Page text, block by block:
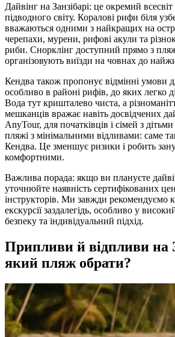
Дайвінг на Занзібарі: це окремий
підводного світу. Коралові рифи біля
вважаються одними з найкращих на
черепахи, мурени, рифові акули та
риби. Снорклінг доступний прямо з
організовують виїзди на човнах до
Кендва також пропонує відмінні умови
особливо в районі рифів, до яких легко
Вода тут кришталево чиста, а
мешканців вражає навіть досвідчених
AnyTour, для початківців і сімей з
пляжі з мінімальними відливами: саме
Кендва. Це зменшує ризики і робить
комфортними.
Важлива порада: якщо ви плануєте
уточнюйте наявність сертифікованих
інструкторів. Ми завжди рекомендуємо
екскурсії заздалегідь, особливо у
безпеку та індивідуальний підхід.
Припливи й відпливи на
який пляж обрати?